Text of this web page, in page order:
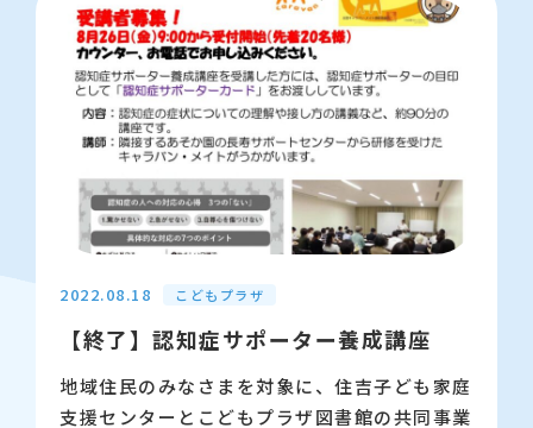
【場所】4Ｆ多目的スペース2
【対象】幼児、小学生
【申し込み】9月1日（木）9時から
【定員】15人
詳しくはこちら
【問合せ】03-5600-3885
2022.08.18 こどもプラザ
【終了】認知症サポーター養成講座
地域住民のみなさまを対象に、住吉子ども家庭
支援センターとこどもプラザ図書館の共同事業